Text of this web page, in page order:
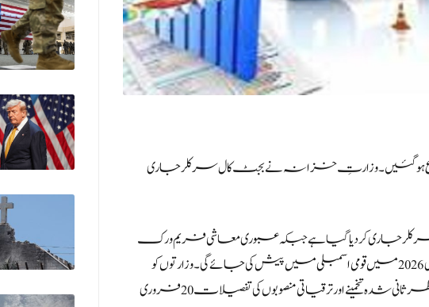
ہو گئیں۔ وزارتِ خزانہ نے بجٹ کال سرکلر جاری
2026،27 کیلئے بجٹ کال سرکلر جاری کر دیا گیا ہے جبکہ عبوری معاشی فریم ورک
رواں ماہ کے دوران تیار کیا جائے گا۔ مڈ ایئر ریویو رپورٹ فروری 2026 میں قومی اسمبلی میں پیش کی جائے گی۔ وزارتوں کو
ہدایت کی گئی ہے کہ اہم بجٹ فارم، ریونیو اور اخراجات کے نظرثانی شدہ تخمینے اور ترقیاتی منصوبوں کی تفصیلات 20 فروری